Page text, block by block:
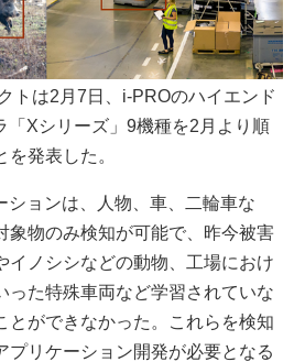
トは2月7日、i-PROのハイエンド
「Xシリーズ」9機種を2月より順
発表した。
ョンは、人物、車、二輪車な
象物のみ検知が可能で、昨今被害
イノシシなどの動物、工場におけ
った特殊車両など学習されていな
とができなかった。これらを検知
プリケーション開発が必要となる